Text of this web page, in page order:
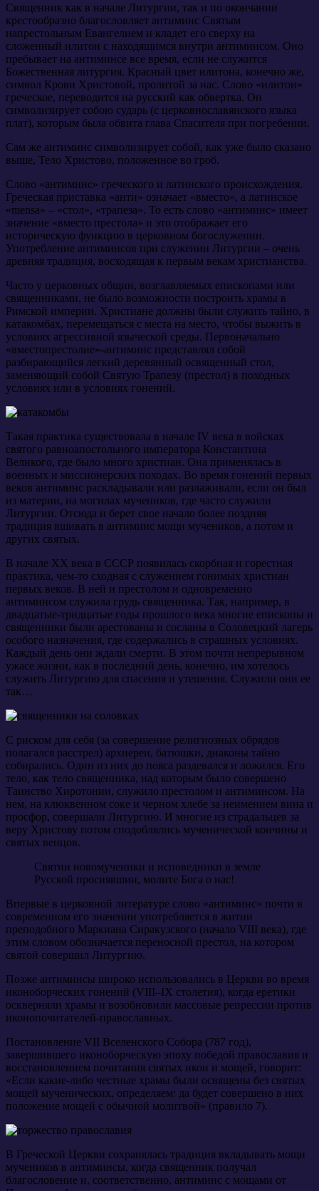
Священник как в начале Литургии, так и по окончании
крестообразно благословляет антиминс Святым
напрестольным Евангелием и кладет его сверху на
сложенный илитон с находящимся внутри антиминсом. Оно
пребывает на антиминсе все время, если не служится
Божественная литургия. Красный цвет илитона, конечно же,
символ Крови Христовой, пролитой за нас. Слово «илитон»
греческое, переводится на русский как обвертка. Он
символизирует собою сударь (с церковнославянского языка
плат), которым была обвита глава Спасителя при погребении.
Сам же антиминс символизирует собой, как уже было сказано
выше, Тело Христово, положенное во гроб.
Слово «антиминс» греческого и латинского происхождения.
Греческая приставка «анти» означает «вместо», а латинское
«mensa» – «стол», «трапеза». То есть слово «антиминс» имеет
значение «вместо престола» и это отображает его
историческую функцию в церковном богослужении.
Употребление антиминсов при служении Литургии – очень
древняя традиция, восходящая к первым векам христианства.
Часто у церковных общин, возглавляемых епископами или
священниками, не было возможности построить храмы в
Римской империи. Христиане должны были служить тайно, в
катакомбах, перемещаться с места на место, чтобы выжить в
условиях агрессивной языческой среды. Первоначально
«вместопрестолие»-антиминс представлял собой
разбирающийся легкий деревянный освященный стол,
заменяющий собой Святую Трапезу (престол) в походных
условиях или в условиях гонений.
Такая практика существовала в начале IV века в войсках
святого равноапостольного императора Константина
Великого, где было много христиан. Она применялась в
военных и миссионерских походах. Во время гонений первых
веков антиминс раскладывали или разлаживали, если он был
из материи, на могилах мучеников, где часто служили
Литургии. Отсюда и берет свое начало более поздняя
традиция вшивать в антиминс мощи мучеников, а потом и
других святых.
В начале XX века в СССР появилась скорбная и горестная
практика, чем-то сходная с служением гонимых христиан
первых веков. В ней и престолом и одновременно
антиминсом служила грудь священника. Так, например, в
двадцатые-тридцатые годы прошлого века многие епископы и
священники были арестованы и сосланы в Соловецкий лагерь
особого назначения, где содержались в страшных условиях.
Каждый день они ждали смерти. В этом почти непрерывном
ужасе жизни, как в последний день, конечно, им хотелось
служить Литургию для спасения и утешения. Служили они ее
так…
С риском для себя (за совершение религиозных обрядов
полагался расстрел) архиереи, батюшки, диаконы тайно
собирались. Один из них до пояса раздевался и ложился. Его
тело, как тело священника, над которым было совершено
Таинство Хиротонии, служило престолом и антиминсом. На
нем, на клюквенном соке и черном хлебе за неимением вина и
просфор, совершали Литургию. И многие из страдальцев за
веру Христову потом сподоблялись мученической кончины и
святых венцов.
Святии новомученики и исповедники в земле
Русской просиявшии, молите Бога о нас!
Впервые в церковной литературе слово «антиминс» почти в
современном его значении употребляется в житии
преподобного Маркиана Сиракузского (начало VIII века), где
этим словом обозначается переносной престол, на котором
святой совершил Литургию.
Позже антиминсы широко использовались в Церкви во время
иконоборческих гонений (VIII–IX столетия), когда еретики
оскверняли храмы и возобновили массовые репрессии против
иконопочитателей-православных.
Постановление VII Вселенского Собора (787 год),
завершившего иконоборческую эпоху победой православия и
восстановлением почитания святых икон и мощей, говорит:
«Если какие-либо честные храмы были освящены без святых
мощей мученических, определяем: да будет совершено в них
положение мощей с обычной молитвой» (правило 7).
В Греческой Церкви сохранялась традиция вкладывать мощи
мучеников в антиминсы, когда священник получал
благословение и, соответственно, антиминс с мощами от